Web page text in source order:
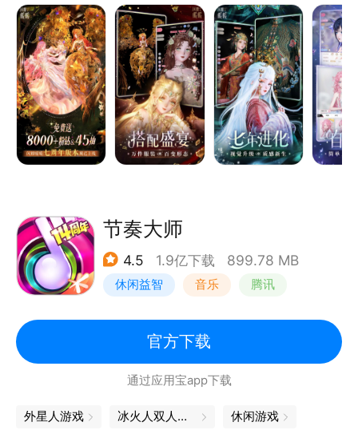
能。
在掌心世界，呈现精致之美。
恢弘壮阔的大世界、套装背后的设计师、丰富有趣的社
交玩法……
——穿过游戏这个媒介，和暖暖一起前往搭配拥有真实
力量的全新世界吧！
在每一次搭配中遇见不同的自我，与古往今来的设计师
并肩作战。
握紧设计背后的记忆与情感，将它化为内心的力量。
一步一步向着奇迹大陆——甚至所有世界的命运靠近！
而美的力量，就来自于内心！
节奏大师
4.5 1.9亿下载 899.78 MB
休闲益智 音乐 腾讯
官方下载
通过应用宝app下载
外星人游戏 冰火人双人闯关 休闲游戏